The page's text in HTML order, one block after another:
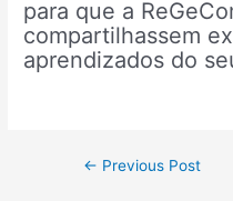
para que a
compartilhassem
aprendizados do
← Previous Post